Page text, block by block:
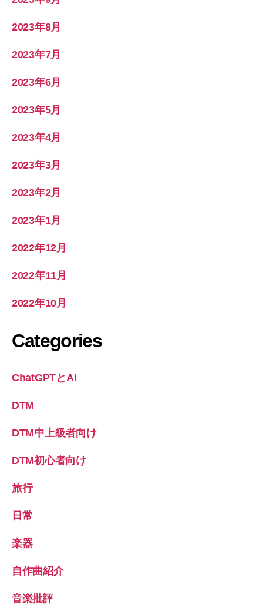
2023年8月
2023年7月
2023年6月
2023年5月
2023年4月
2023年3月
2023年2月
2023年1月
2022年12月
2022年11月
2022年10月
Categories
ChatGPTとAI
DTM
DTM中上級者向け
DTM初心者向け
旅行
日常
楽器
自作曲紹介
音楽批評